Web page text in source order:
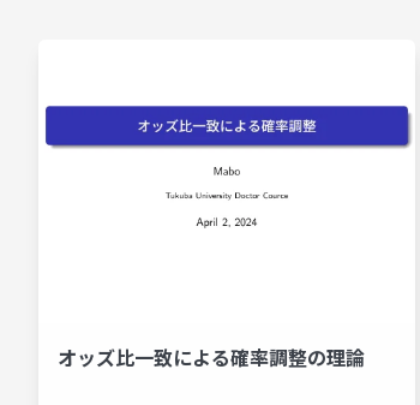
オッズ比一致による確率調整の理論